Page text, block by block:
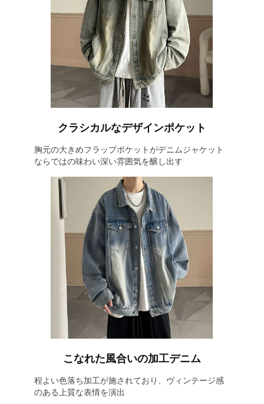
クラシカルなデザインポケット
胸元の大きめフラップポケットがデニムジャケット
ならではの味わい深い雰囲気を醸し出す
こなれた風合いの加工デニム
程よい色落ち加工が施されており、ヴィンテージ感
のある上質な表情を演出